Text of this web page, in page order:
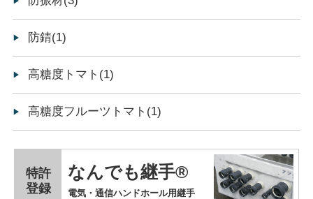
防錆(1)
高糖度トマト(1)
高糖度フルーツトマト(1)
なんでも継手®
特許
登録
電気・通信ハンドホール用継手